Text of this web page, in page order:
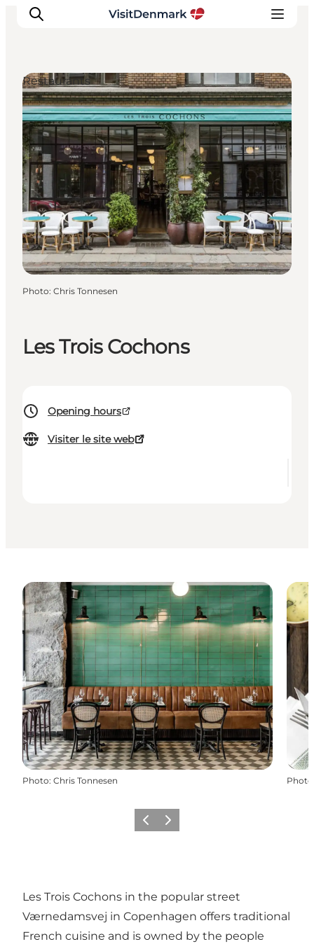
Inspirations
Destinations
Quoi faire
Hébergements
Planifiez votre voyage
Les Trois Cochons
Opening hours
Visiter le site web
Restaurants
Photo: Chris Tonnesen
Photo: Chris Tonnesen Photo
PrécédentSuivant
Les Trois Cochons in the popular street
Værnedamsvej in Copenhagen offers traditional
French cuisine and is owned by the people